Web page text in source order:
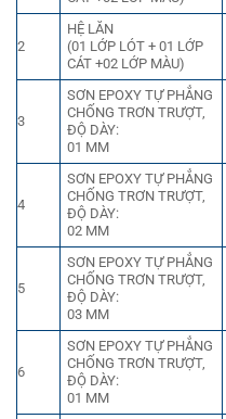
2
HỆ LĂN
(01 LỚP LÓT + 01 LỚP
CÁT +02 LỚP MÀU)
3
SƠN EPOXY TỰ PHẲNG
CHỐNG TRƠN TRƯỢT,
ĐỘ DÀY:
01 MM
4
SƠN EPOXY TỰ PHẲNG
CHỐNG TRƠN TRƯỢT,
ĐỘ DÀY:
02 MM
5
SƠN EPOXY TỰ PHẲNG
CHỐNG TRƠN TRƯỢT,
ĐỘ DÀY:
03 MM
6
SƠN EPOXY TỰ PHẲNG
CHỐNG TRƠN TRƯỢT,
ĐỘ DÀY:
01 MM